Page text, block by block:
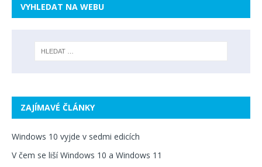
VYHLEDAT NA WEBU
ZAJÍMAVÉ ČLÁNKY
Windows 10 vyjde v sedmi edicích
V čem se liší Windows 10 a Windows 11